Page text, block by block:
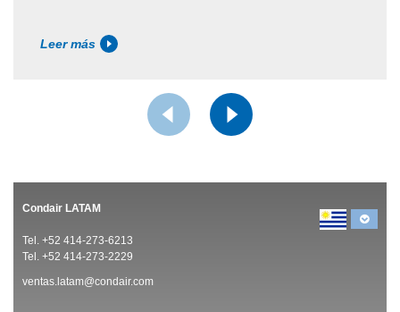
Leer más
Condair LATAM
Tel. +52 414-273-6213
Tel. +52 414-273-2229
ventas.latam@condair.com